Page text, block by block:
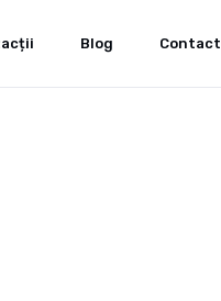
Blog Contact